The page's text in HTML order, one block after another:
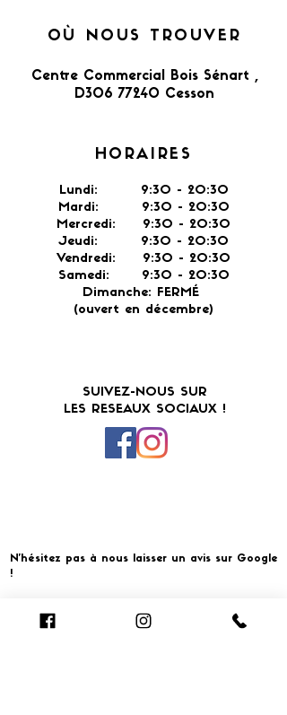
OÙ NOUS TROUVER
Centre Commercial Bois Sénart ,
D306 77240 Cesson​
HORAIRES
Lundi: 9:30 - 20:30
Mardi: 9:30 - 20:30
Mercredi: 9:30 - 20:30
Jeudi: 9:30 - 20:30
Vendredi: 9:30 - 20:30
Samedi: 9:30 - 20:30
Dimanche: FERMÉ
(ouvert en décembre)
SUIVEZ-NOUS SUR
LES RESEAUX SOCIAUX !
N'hésitez pas à nous laisser un avis sur Google
!